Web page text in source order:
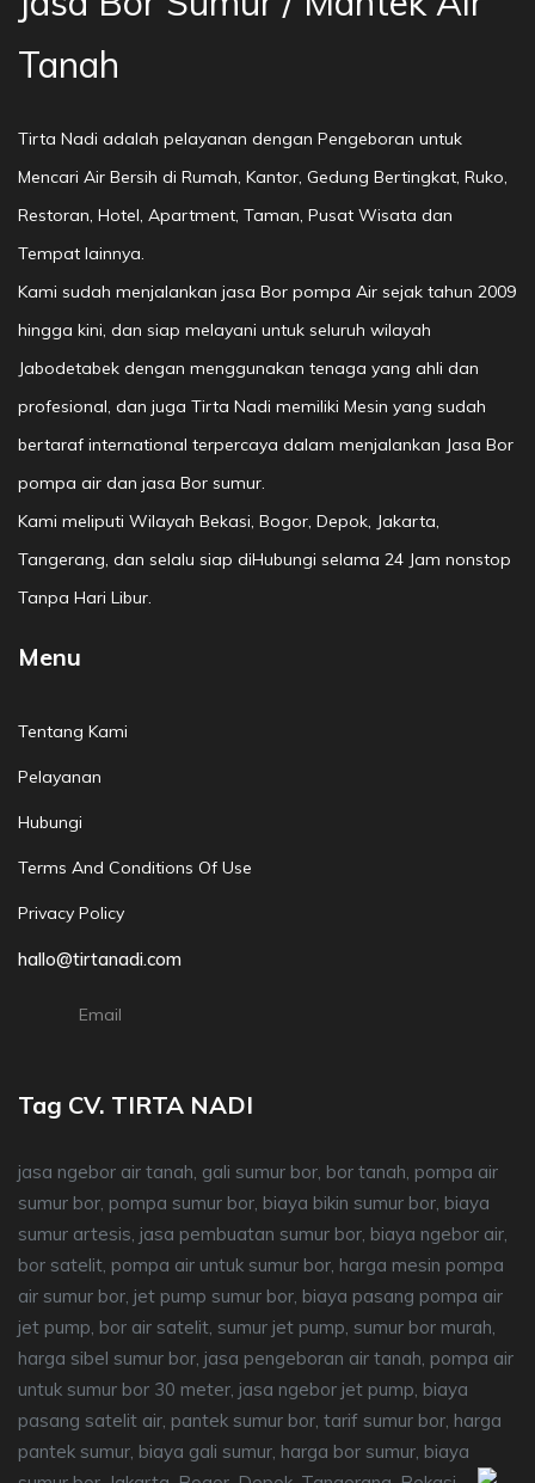
Tanah
Tirta Nadi adalah pelayanan dengan Pengeboran untuk
Mencari Air Bersih di Rumah, Kantor, Gedung Bertingkat, Ruko,
Restoran, Hotel, Apartment, Taman, Pusat Wisata dan
Tempat lainnya.
Kami sudah menjalankan jasa Bor pompa Air sejak tahun 2009
hingga kini, dan siap melayani untuk seluruh wilayah
Jabodetabek dengan menggunakan tenaga yang ahli dan
profesional, dan juga Tirta Nadi memiliki Mesin yang sudah
bertaraf international terpercaya dalam menjalankan Jasa Bor
pompa air dan jasa Bor sumur.
Kami meliputi Wilayah Bekasi, Bogor, Depok, Jakarta,
Tangerang, dan selalu siap diHubungi selama 24 Jam nonstop
Tanpa Hari Libur.
Menu
Tentang Kami
Pelayanan
Hubungi
Terms And Conditions Of Use
Privacy Policy
hallo@tirtanadi.com
Email
Tag CV. TIRTA NADI
jasa ngebor air tanah, gali sumur bor, bor tanah, pompa air
sumur bor, pompa sumur bor, biaya bikin sumur bor, biaya
sumur artesis, jasa pembuatan sumur bor, biaya ngebor air,
bor satelit, pompa air untuk sumur bor, harga mesin pompa
air sumur bor, jet pump sumur bor, biaya pasang pompa air
jet pump, bor air satelit, sumur jet pump, sumur bor murah,
harga sibel sumur bor, jasa pengeboran air tanah, pompa air
untuk sumur bor 30 meter, jasa ngebor jet pump, biaya
pasang satelit air, pantek sumur bor, tarif sumur bor, harga
pantek sumur, biaya gali sumur, harga bor sumur, biaya